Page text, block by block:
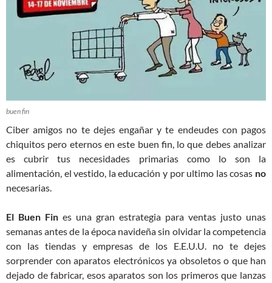
buen fin
Ciber amigos no te dejes engañar y te endeudes con pagos
chiquitos pero eternos en este buen fin, lo que debes analizar
es cubrir tus necesidades primarias como lo son la
alimentación, el vestido, la educación y por ultimo las cosas no
necesarias.
El Buen Fin es una gran estrategia para ventas justo unas
semanas antes de la época navideña sin olvidar la competencia
con las tiendas y empresas de los E.E.U.U. no te dejes
sorprender con aparatos electrónicos ya obsoletos o que han
dejado de fabricar, esos aparatos son los primeros que lanzas